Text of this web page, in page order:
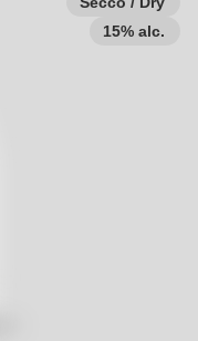
15% alc.